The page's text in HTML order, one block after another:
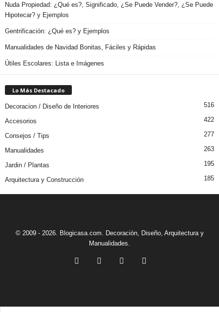
Nuda Propiedad: ¿Qué es?, Significado, ¿Se Puede Vender?, ¿Se Puede
Hipotecar? y Ejemplos
Gentrificación: ¿Qué es? y Ejemplos
Manualidades de Navidad Bonitas, Fáciles y Rápidas
Útiles Escolares: Lista e Imágenes
Lo Más Destacado
Decoracion / Diseño de Interiores 516
Accesorios 422
Consejos / Tips 277
Manualidades 263
Jardin / Plantas 195
Arquitectura y Construcción 185
© 2009 - 2026. Blogicasa.com. Decoración, Diseño, Arquitectura y
Manualidades.